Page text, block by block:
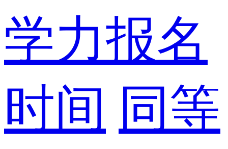
学力报名
时间 同等